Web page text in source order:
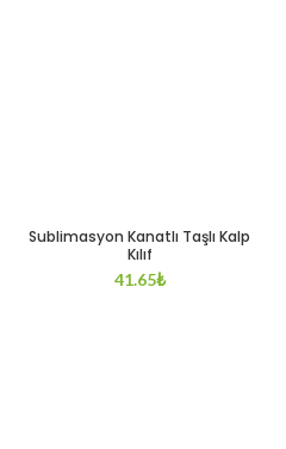
Sublimasyon Kanatlı Taşlı Kalp
Kılıf
41.65₺